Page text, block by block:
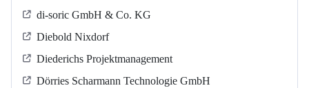
di-soric GmbH & Co. KG
Diebold Nixdorf
Diederichs Projektmanagement
Dörries Scharmann Technologie GmbH